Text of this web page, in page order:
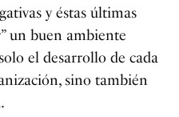
y éstas últimas
un buen ambiente
el desarrollo de cada
sino también